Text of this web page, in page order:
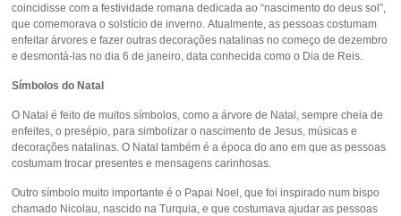
coincidisse com a festividade romana dedicada ao “nascimento do deus sol”,
que comemorava o solstício de inverno. Atualmente, as pessoas costumam
enfeitar árvores e fazer outras decorações natalinas no começo de dezembro
e desmontá-las no dia 6 de janeiro, data conhecida como o Dia de Reis.
Símbolos do Natal
O Natal é feito de muitos símbolos, como a árvore de Natal, sempre cheia de
enfeites, o presépio, para simbolizar o nascimento de Jesus, músicas e
decorações natalinas. O Natal também é a época do ano em que as pessoas
costumam trocar presentes e mensagens carinhosas.
Outro símbolo muito importante é o Papai Noel, que foi inspirado num bispo
chamado Nicolau, nascido na Turquia, e que costumava ajudar as pessoas